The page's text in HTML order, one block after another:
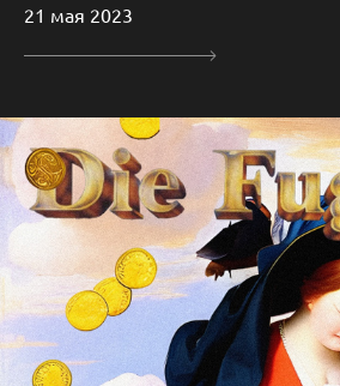
21 мая 2023